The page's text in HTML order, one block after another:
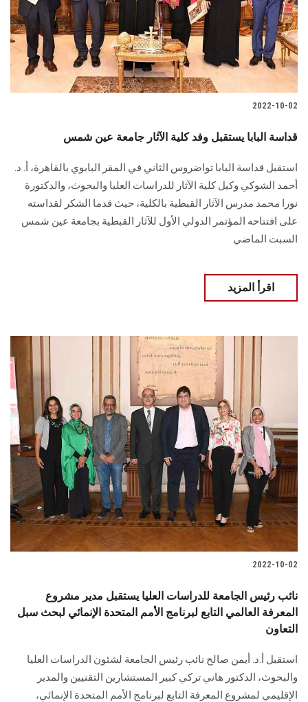
2022-10-02
قداسة البابا يستقبل وفد كلية الآثار جامعة عين شمس
استقبل قداسة البابا تواضروس الثاني في المقر البابوي بالقاهرة، أ. د.
أحمد الشوكي وكيل كلية الآثار للدراسات العليا والبحوث، والدكتورة
نورا محمد مدرس الآثار القبطية بالكلية، حيث قدما الشكر لقداسته
على افتتاحه المؤتمر الدولي الأول للآثار القبطية بجامعة عين شمس
السبت الماضي
اقرأ المزيد
2022-10-02
نائب رئيس الجامعة للدراسات العليا يستقبل مدير مشروع
المعرفة العالمي التابع لبرنامج الأمم المتحدة الإنمائي لبحث سبل
التعاون
استقبل أ.د. أيمن صالح نائب رئيس الجامعة لشئون الدراسات العليا
والبحوث، الدكتور هاني تركي كبير المستشارين التقنيين والمدير
الإقليمي لمشروع المعرفة التابع لبرنامج الأمم المتحدة الإنمائي،